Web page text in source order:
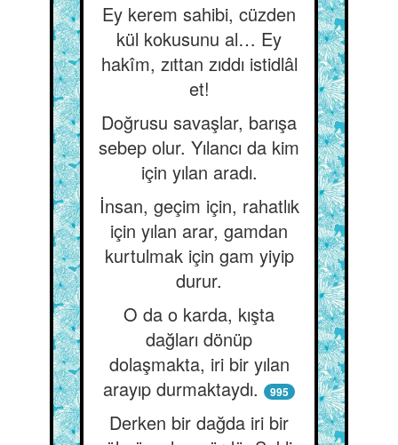
Ey kerem sahibi, cüzden
kül kokusunu al… Ey
hakîm, zıttan zıddı istidlâl
et!
Doğrusu savaşlar, barışa
sebep olur. Yılancı da kim
için yılan aradı.
İnsan, geçim için, rahatlık
için yılan arar, gamdan
kurtulmak için gam yiyip
durur.
O da o karda, kışta
dağları dönüp
dolaşmakta, iri bir yılan
arayıp durmaktaydı.
995
Derken bir dağda iri bir